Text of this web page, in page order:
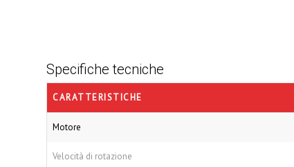
Specifiche tecniche
CARATTERISTICHE
Motore
Velocità di rotazione